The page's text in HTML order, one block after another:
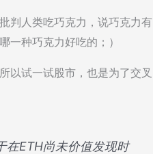
判人类吃巧克力，说巧克力有
一种巧克力好吃的；）
以试一试股市，也是为了交叉
在ETH尚未价值发现时